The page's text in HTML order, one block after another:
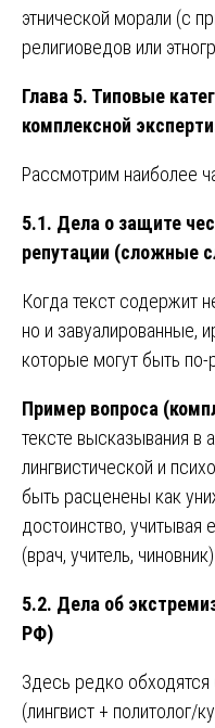
этнической морали (с
религиоведов или
Глава 5. Типовые
комплексной
Рассмотрим наиболее
5.1. Дела о защите
репутации (сложные
Когда текст содержит
но и завуалированные,
которые могут быть по-
Пример вопроса
тексте высказывания
лингвистической и
быть расценены как
достоинство, учитывая
(врач, учитель,
5.2. Дела об
РФ)
Здесь редко
(лингвист + политолог/